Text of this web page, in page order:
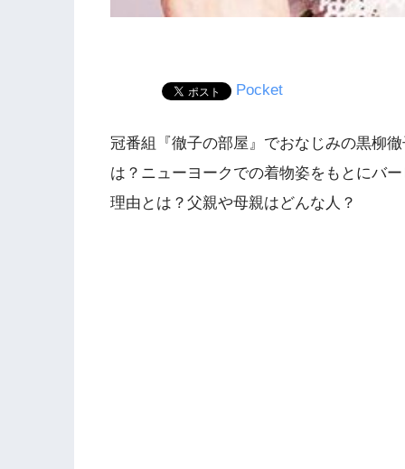
Pocket
冠番組『徹子の部屋』でおなじみの黒柳
は？ニューヨークでの着物姿をもとにバ
理由とは？父親や母親はどんな人？